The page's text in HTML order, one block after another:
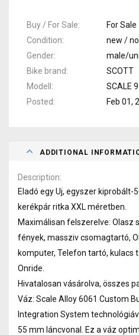
Buy / For Sale
For Sale
Condition
new /
Gender
male/
Bike brand
SCOTT
Modell
SCALE
Posted
Feb 01,
ADDITIONAL
Description
Eladó egy Uj, egyszer kiprobált-
kerékpár ritka XXL méretben.
Maximálisan felszerelve: Olasz
fények, massziv csomagtartó,
komputer, Telefon tartó, kulacs
Onride.
Hivatalosan vásárolva, összes
Váz: Scale Alloy 6061 Custom
Integration System
55 mm láncvonal. Ez a váz